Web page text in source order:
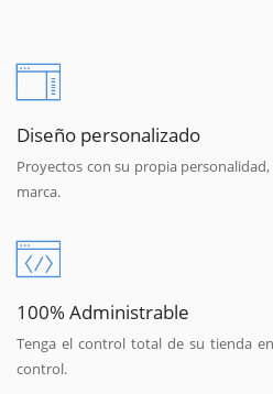
Diseño personalizado
Proyectos con su propia
marca.
100% Administrable
Tenga el control total de su tienda
control.